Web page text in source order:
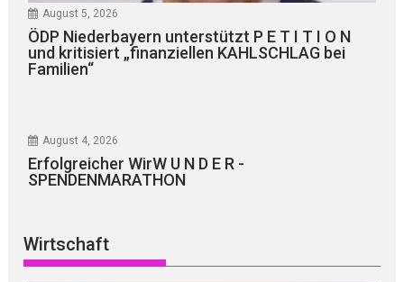
August 5, 2026
ÖDP Niederbayern unterstützt P E T I T I O N
und kritisiert „finanziellen KAHLSCHLAG bei
Familien“
August 4, 2026
Erfolgreicher WirW U N D E R -
SPENDENMARATHON
Wirtschaft